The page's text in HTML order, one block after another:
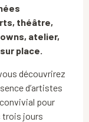
théâtre,
atelier,
place.
découvrirez
d’artistes
pour
trois jours